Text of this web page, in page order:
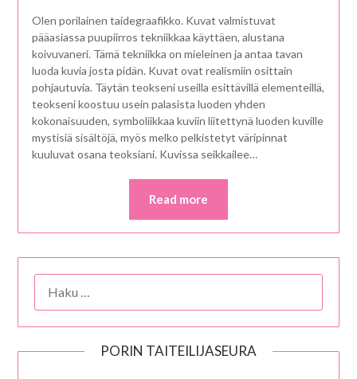
Olen porilainen taidegraafikko. Kuvat valmistuvat
pääasiassa puupiirros tekniikkaa käyttäen, alustana
koivuvaneri. Tämä tekniikka on mieleinen ja antaa tavan
luoda kuvia josta pidän. Kuvat ovat realismiin osittain
pohjautuvia. Täytän teokseni useilla esittävillä elementeillä,
teokseni koostuu usein palasista luoden yhden
kokonaisuuden, symboliikkaa kuviin liitettynä luoden kuville
mystisiä sisältöjä, myös melko pelkistetyt väripinnat
kuuluvat osana teoksiani. Kuvissa seikkailee…
Read more
PORIN TAITEILIJASEURA